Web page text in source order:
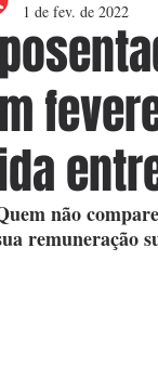
1 de fev. de 2022
não
remuneração